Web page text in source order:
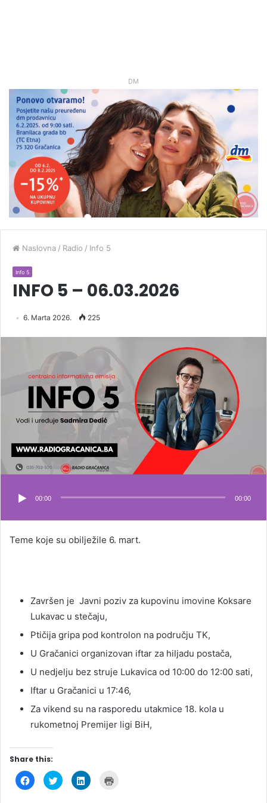
DM
Naslovna / Radio / Info 5
Info 5
INFO 5 – 06.03.2026
6. Marta 2026. 225
00:00 00:00
Teme koje su obilježile 6. mart.
Završen je Javni poziv za kupovinu imovine Koksare
Lukavac u stečaju,
Ptičija gripa pod kontrolon na području TK,
U Gračanici organizovan iftar za hiljadu postača,
U nedjelju bez struje Lukavica od 10:00 do 12:00 sati,
Iftar u Gračanici u 17:46,
Za vikend su na rasporedu utakmice 18. kola u
rukometnoj Premijer ligi BiH,
Share this:
C
l
C
l
C
l